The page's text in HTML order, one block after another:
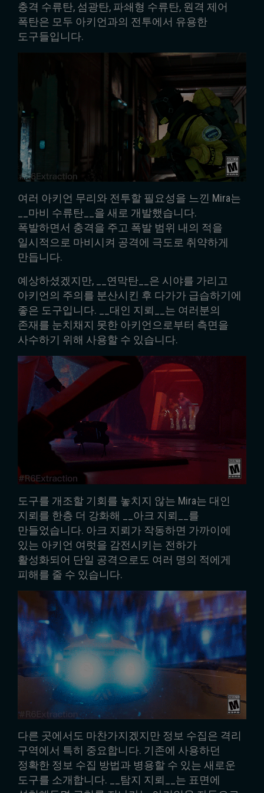
충격 수류탄, 섬광탄, 파쇄형 수류탄, 원격 제어
폭탄은 모두 아키언과의 전투에서 유용한
도구들입니다.
여러 아키언 무리와 전투할 필요성을 느낀 Mira는
__마비 수류탄__을 새로 개발했습니다.
폭발하면서 충격을 주고 폭발 범위 내의 적을
일시적으로 마비시켜 공격에 극도로 취약하게
만듭니다.
예상하셨겠지만, __연막탄__은 시야를 가리고
아키언의 주의를 분산시킨 후 다가가 급습하기에
좋은 도구입니다. __대인 지뢰__는 여러분의
존재를 눈치채지 못한 아키언으로부터 측면을
사수하기 위해 사용할 수 있습니다.
도구를 개조할 기회를 놓치지 않는 Mira는 대인
지뢰를 한층 더 강화해 __아크 지뢰__를
만들었습니다. 아크 지뢰가 작동하면 가까이에
있는 아키언 여럿을 감전시키는 전하가
활성화되어 단일 공격으로도 여러 명의 적에게
피해를 줄 수 있습니다.
다른 곳에서도 마찬가지겠지만 정보 수집은 격리
구역에서 특히 중요합니다. 기존에 사용하던
정확한 정보 수집 방법과 병용할 수 있는 새로운
도구를 소개합니다. __탐지 지뢰__는 표면에